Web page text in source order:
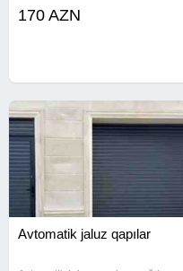
qarajlar, sənaye obyektləri və giriş
170 AZN
Avtomatik jaluz qapılar